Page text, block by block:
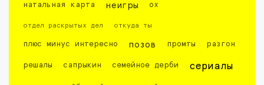
натальная карта неигры ох
отдел раскрытых дел откуда ты
плюс минус интересно позов промты разгон
решалы сапрыкин семейное дерби сериалы